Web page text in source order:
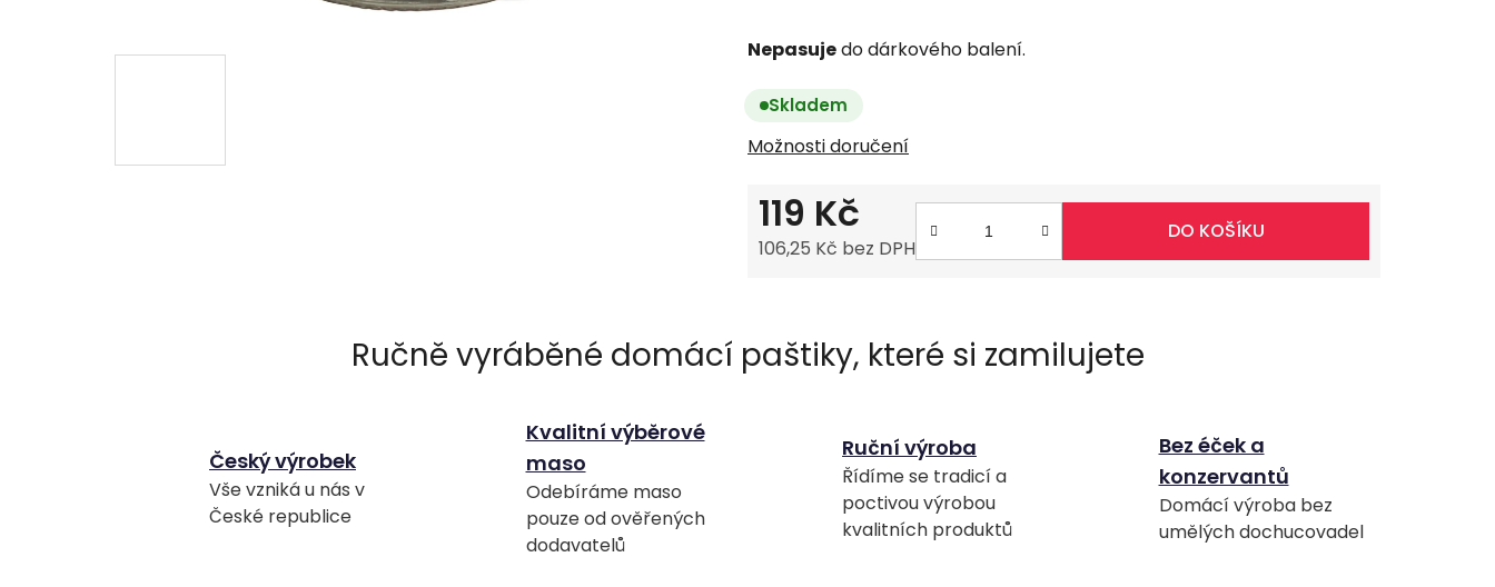
Nepasujedo dárkového balení.
Skladem
Možnosti doručení
119 Kč
106,25 Kč bez DPH
DO KOŠÍKU
Český výrobek
Vše vzniká u nás v
České republice
Kvalitní výběrové
maso
Odebíráme maso
pouze od ověřených
dodavatelů
Ruční výroba
Řídíme se tradicí a
poctivou výrobou
kvalitních produktů
Bez éček a
konzervantů
Domácí výroba bez
umělých dochucovadel